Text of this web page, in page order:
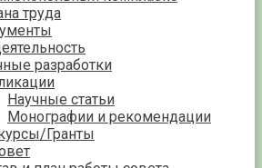
труда
разработки
Научные статьи
Монографии и рекомендации
Гранты